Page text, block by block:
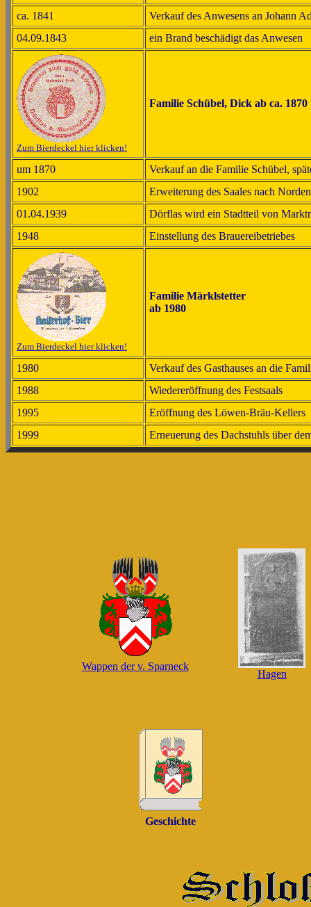
ca. 1841
Verkauf des Anwesens an Johann
04.09.1843
ein Brand beschädigt das Anwesen
Zum Bierdeckel hier klicken!
Familie Schübel, Dick ab ca. 1870
um 1870
Verkauf an die Familie Schübel,
1902
Erweiterung des Saales nach
01.04.1939
Dörflas wird ein Stadtteil von
1948
Einstellung des Brauereibetriebes
Zum Bierdeckel hier klicken!
Familie Märklstetter
ab 1980
1980
Verkauf des Gasthauses an die
1988
Wiedereröffnung des Festsaals
1995
Eröffnung des Löwen-Bräu-Kellers
1999
Erneuerung des Dachstuhls über
Wappen der v. Sparneck
Hagen
Geschichte